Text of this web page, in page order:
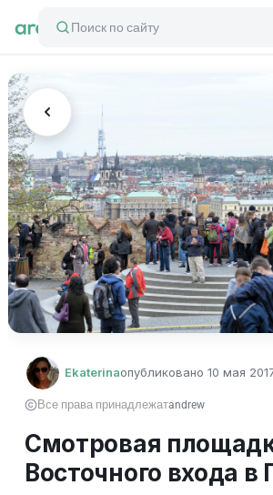
Поиск по сайту
Ekaterinaопубликовано 10 мая
Все права принадлежатandrew
Смотровая
Восточного входа в